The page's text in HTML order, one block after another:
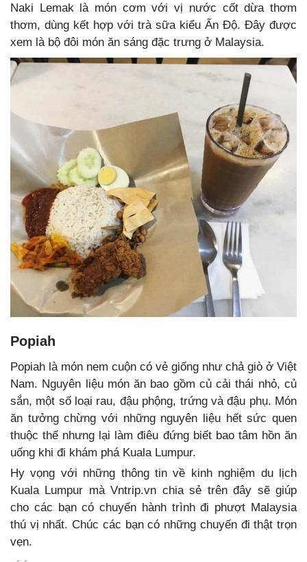
Naki Lemak là món cơm với vị nước cốt dừa thơm
thơm, dùng kết hợp với trà sữa kiểu Ấn Độ. Đây được
xem là bộ đôi món ăn sáng đặc trưng ở Malaysia.
Popiah
Popiah là món nem cuộn có vẻ giống như chả giò ở Việt
Nam. Nguyên liệu món ăn bao gồm củ cải thái nhỏ, củ
sắn, một số loại rau, đậu phộng, trứng và đậu phụ. Món
ăn tưởng chừng với những nguyên liệu hết sức quen
thuộc thế nhưng lại làm điêu đứng biết bao tâm hồn ăn
uống khi đi khám phá Kuala Lumpur.
Hy vọng với những thông tin về kinh nghiệm du lịch
Kuala Lumpur mà Vntrip.vn chia sẻ trên đây sẽ giúp
cho các bạn có chuyến hành trình đi phượt Malaysia
thú vị nhất. Chúc các bạn có những chuyến đi thật trọn
vẹn.